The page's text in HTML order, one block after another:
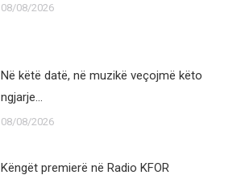
08/08/2026
Në këtë datë, në muzikë veçojmë këto
ngjarje…
08/08/2026
Këngët premierë në Radio KFOR